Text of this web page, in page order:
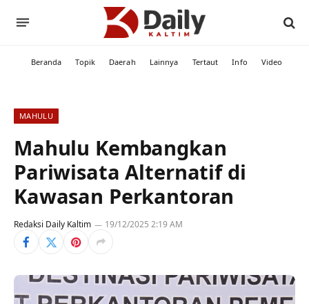
Beranda Topik Daerah Lainnya Tertaut Info Video
MAHULU
Mahulu Kembangkan
Pariwisata Alternatif di
Kawasan Perkantoran
Redaksi Daily Kaltim 19/12/2025 2:19 AM